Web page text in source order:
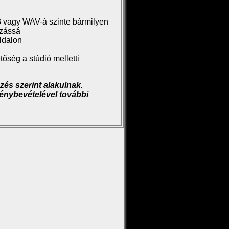
WAV-á szinte bármilyen
a stúdió melletti
szerint alakulnak.
további